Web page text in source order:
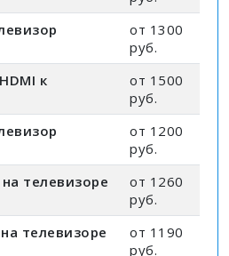
от 1300
руб.
к
от 1500
руб.
от 1200
руб.
телевизоре
от 1260
руб.
телевизоре
от 1190
руб.